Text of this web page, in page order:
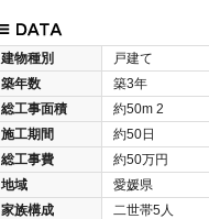
建物種別
戸建て
築年数
築3年
総工事面積
約50m 2
施工期間
約50日
総工事費
約50万円
地域
愛媛県
家族構成
二世帯5人